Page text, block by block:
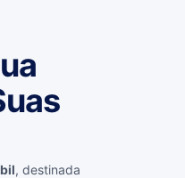
, destinada